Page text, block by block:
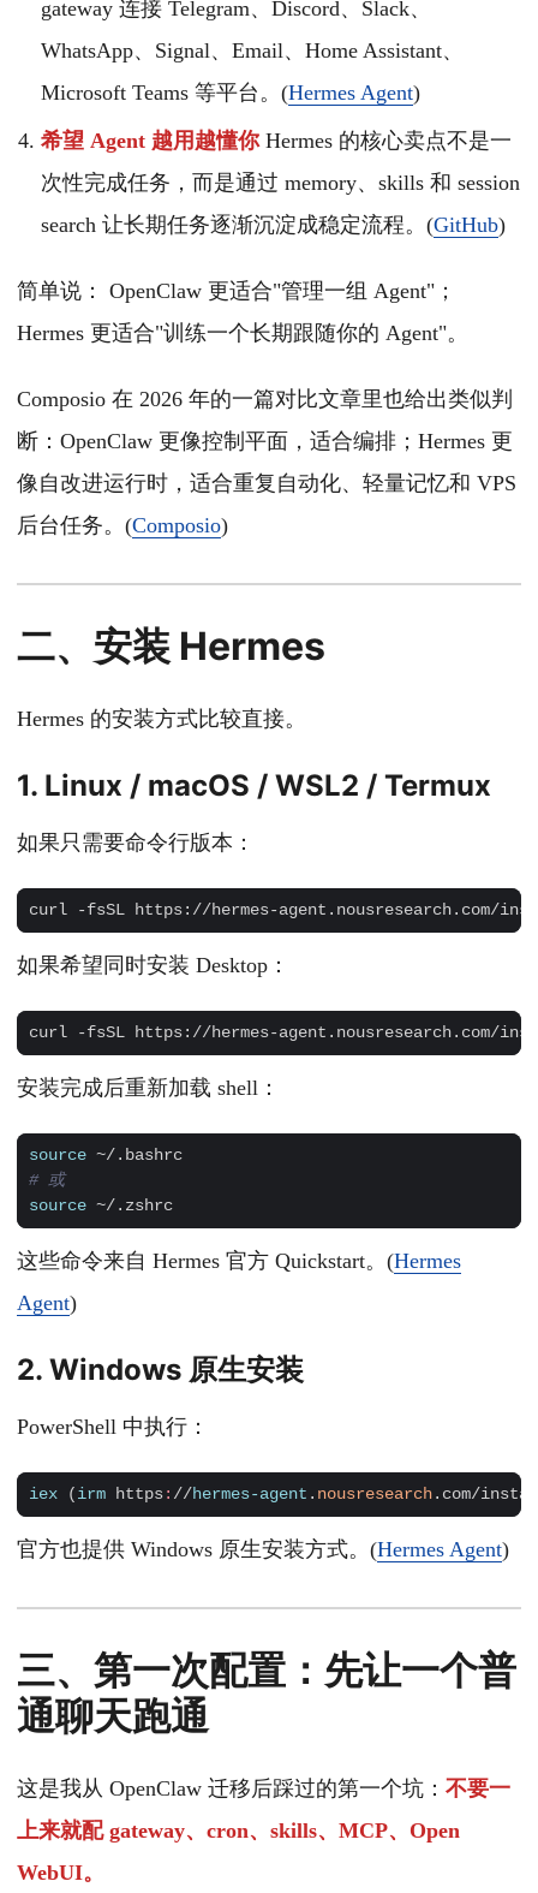
gateway 连接 Telegram、Discord、Slack、
WhatsApp、Signal、Email、Home Assistant、
Microsoft Teams 等平台。(Hermes Agent)
希望 Agent 越用越懂你Hermes 的核心卖点不是一
次性完成任务，而是通过 memory、skills 和 session
search 让长期任务逐渐沉淀成稳定流程。(GitHub)
简单说： OpenClaw 更适合"管理一组 Agent"；
Hermes 更适合"训练一个长期跟随你的 Agent"。
Composio 在 2026 年的一篇对比文章里也给出类似判
断：OpenClaw 更像控制平面，适合编排；Hermes 更
像自改进运行时，适合重复自动化、轻量记忆和 VPS
后台任务。(Composio)
二、安装 Hermes
Hermes 的安装方式比较直接。
1. Linux / macOS / WSL2 / Termux
如果只需要命令行版本：
curl -fsSL https://hermes-agent.nousresearch.com/
如果希望同时安装 Desktop：
curl -fsSL https://hermes-agent.nousresearch.com/
安装完成后重新加载 shell：
source
# 或
source
这些命令来自 Hermes 官方 Quickstart。(Hermes
Agent)
2. Windows 原生安装
PowerShell 中执行：
iex (irm https: //hermes-agent . nousresearch. com/
官方也提供 Windows 原生安装方式。(Hermes Agent)
三、第一次配置：先让一个普
通聊天跑通
这是我从 OpenClaw 迁移后踩过的第一个坑： 不要一
上来就配 gateway、cron、skills、MCP、Open
WebUI。